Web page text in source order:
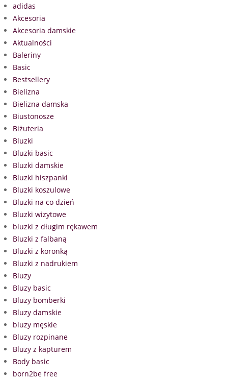
adidas
Akcesoria
Akcesoria damskie
Aktualności
Baleriny
Basic
Bestsellery
Bielizna
Bielizna damska
Biustonosze
Biżuteria
Bluzki
Bluzki basic
Bluzki damskie
Bluzki hiszpanki
Bluzki koszulowe
Bluzki na co dzień
Bluzki wizytowe
bluzki z długim rękawem
Bluzki z falbaną
Bluzki z koronką
Bluzki z nadrukiem
Bluzy
Bluzy basic
Bluzy bomberki
Bluzy damskie
bluzy męskie
Bluzy rozpinane
Bluzy z kapturem
Body basic
born2be free